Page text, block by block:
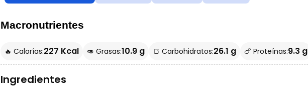
Macronutrientes
🔥 Calorías:227 Kcal 🥑 Grasas:10.9 g 🍞 Carbohidratos:26.1 g 🍗 Proteínas:9.3 g
Ingredientes